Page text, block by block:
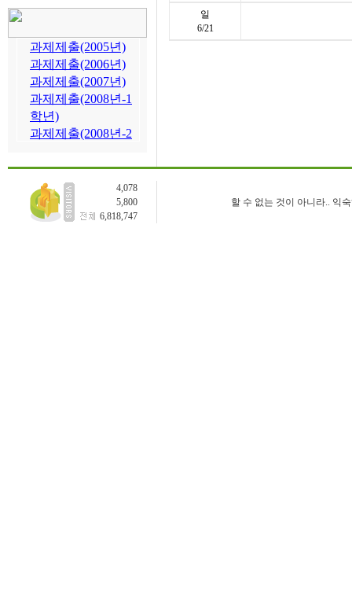
일
6/21
4,078
5,800
6,818,747
할 수 없는 것이 아니라.. 익